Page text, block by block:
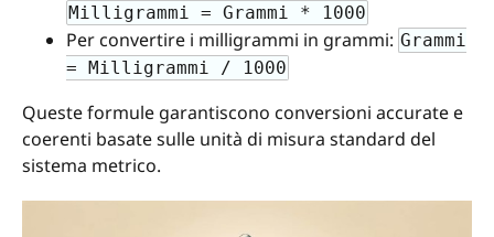
Milligrammi = Grammi * 1000
Per convertire i milligrammi in grammi: Grammi
= Milligrammi / 1000
Queste formule garantiscono conversioni accurate e
coerenti basate sulle unità di misura standard del
sistema metrico.